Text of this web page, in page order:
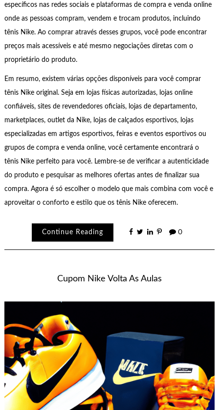
específicos nas redes sociais e plataformas de compra e venda online
onde as pessoas compram, vendem e trocam produtos, incluindo
tênis Nike. Ao comprar através desses grupos, você pode encontrar
preços mais acessíveis e até mesmo negociações diretas com o
proprietário do produto.
Em resumo, existem várias opções disponíveis para você comprar
tênis Nike original. Seja em lojas físicas autorizadas, lojas online
confiáveis, sites de revendedores oficiais, lojas de departamento,
marketplaces, outlet da Nike, lojas de calçados esportivos, lojas
especializadas em artigos esportivos, feiras e eventos esportivos ou
grupos de compra e venda online, você certamente encontrará o
tênis Nike perfeito para você. Lembre-se de verificar a autenticidade
do produto e pesquisar as melhores ofertas antes de finalizar sua
compra. Agora é só escolher o modelo que mais combina com você e
aproveitar o conforto e estilo que os tênis Nike oferecem.
Continue Reading 0
Cupom Nike Volta As Aulas